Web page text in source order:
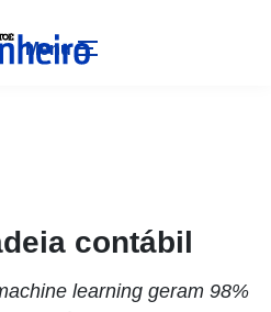
Menu
contábil
learning geram 98%